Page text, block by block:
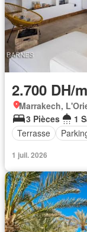
2.700 DH/
Marrakech,
3 Pièces
1
Terrasse
1 juil. 2026